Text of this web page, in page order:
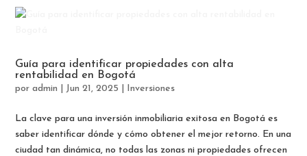
Guía para identificar propiedades con alta
rentabilidad en Bogotá
poradmin Jun 21, 2025 Inversiones
La clave para una inversión inmobiliaria exitosa en Bogotá es
saber identificar dónde y cómo obtener el mejor retorno. En una
ciudad tan dinámica, no todas las zonas ni propiedades ofrecen